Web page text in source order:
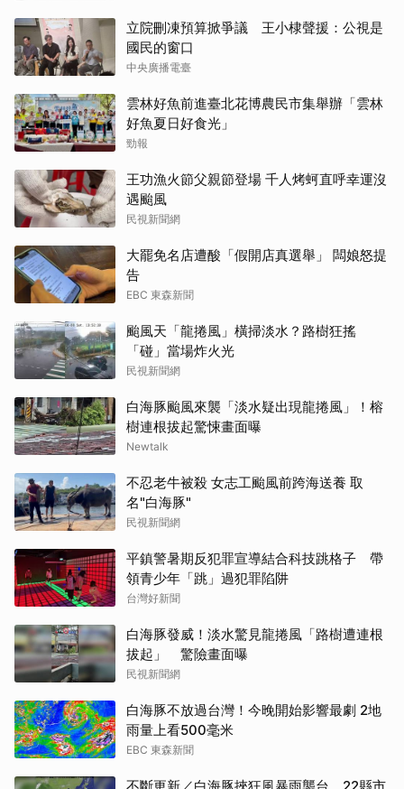
立院刪凍預算掀爭議 王小棣聲援：公視是
國民的窗口
中央廣播電臺
雲林好魚前進臺北花博農民市集舉辦「雲林
好魚夏日好食光」
勁報
王功漁火節父親節登場 千人烤蚵直呼幸運沒
遇颱風
民視新聞網
大罷免名店遭酸「假開店真選舉」 闆娘怒提
告
EBC 東森新聞
颱風天「龍捲風」橫掃淡水？路樹狂搖
「碰」當場炸火光
民視新聞網
白海豚颱風來襲「淡水疑出現龍捲風」！榕
樹連根拔起驚悚畫面曝
Newtalk
不忍老牛被殺 女志工颱風前跨海送養 取
名"白海豚"
民視新聞網
平鎮警暑期反犯罪宣導結合科技跳格子 帶
領青少年「跳」過犯罪陷阱
台灣好新聞
白海豚發威！淡水驚見龍捲風「路樹遭連根
拔起」 驚險畫面曝
民視新聞網
白海豚不放過台灣！今晚開始影響最劇 2地
雨量上看500毫米
EBC 東森新聞